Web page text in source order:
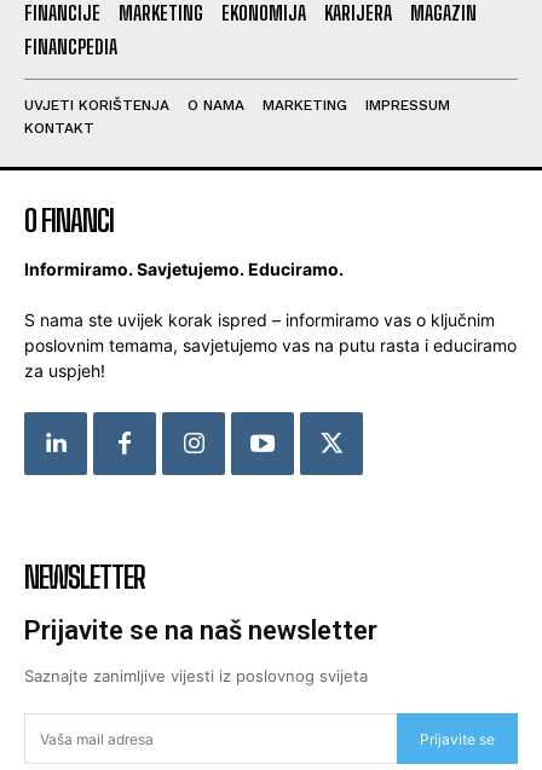
FINANCIJE MARKETING EKONOMIJA KARIJERA
MAGAZIN
FINANCPEDIA
UVJETI KORIŠTENJA O NAMA MARKETING
IMPRESSUM
KONTAKT
O FINANCI
Informiramo. Savjetujemo. Educiramo.
S nama ste uvijek korak ispred – informiramo vas o ključnim
poslovnim temama, savjetujemo vas na putu rasta i educiramo
za uspjeh!
NEWSLETTER
Prijavite se na naš newsletter
Saznajte zanimljive vijesti iz poslovnog svijeta
Prijavite se